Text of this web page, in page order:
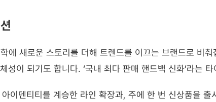
에 새로운 스토리를 더해 트렌드를 이끄는 브랜드로 비춰
성이 되기도 합니다. ‘국내 최다 판매 핸드백 신화’라는
아이덴티티를 계승한 라인 확장과, 주에 한 번 신상품을